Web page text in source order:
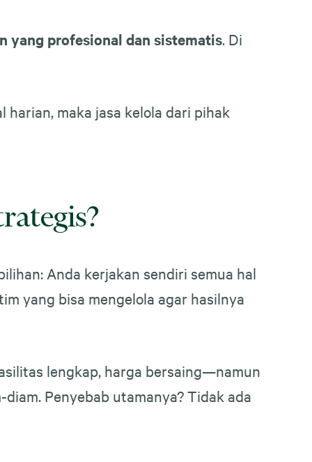
yang profesional dan sistematis. Di
maka jasa kelola dari pihak
Anda kerjakan sendiri semua hal
yang bisa mengelola agar hasilnya
lengkap, harga bersaing—namun
Penyebab utamanya? Tidak ada